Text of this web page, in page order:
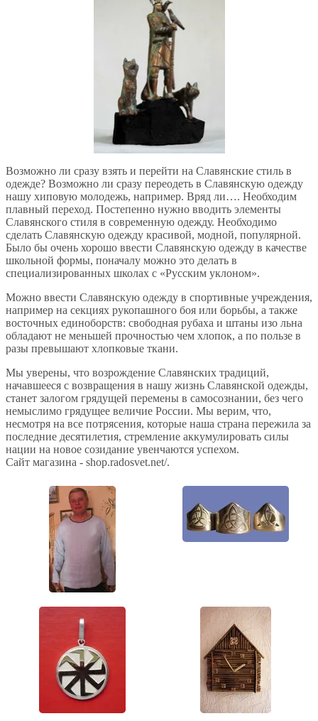
Возможно ли сразу взять и перейти на Славянские стиль в
одежде? Возможно ли сразу переодеть в Славянскую одежду
нашу хиповую молодежь, например. Вряд ли…. Необходим
плавный переход. Постепенно нужно вводить элементы
Славянского стиля в современную одежду. Необходимо
сделать Славянскую одежду красивой, модной, популярной.
Было бы очень хорошо ввести Славянскую одежду в качестве
школьной формы, поначалу можно это делать в
специализированных школах с «Русским уклоном».
Можно ввести Славянскую одежду в спортивные учреждения,
например на секциях рукопашного боя или борьбы, а также
восточных единоборств: свободная рубаха и штаны изо льна
обладают не меньшей прочностью чем хлопок, а по пользе в
разы превышают хлопковые ткани.
Мы уверены, что возрождение Славянских традиций,
начавшееся с возвращения в нашу жизнь Славянской одежды,
станет залогом грядущей перемены в самосознании, без чего
немыслимо грядущее величие России. Мы верим, что,
несмотря на все потрясения, которые наша страна пережила за
последние десятилетия, стремление аккумулировать силы
нации на новое созидание увенчаются успехом.
Сайт магазина - shop.radosvet.net/.